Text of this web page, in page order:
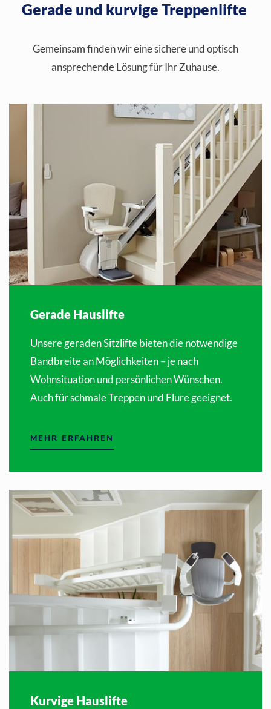
Gerade und kurvige Treppenlifte
Gemeinsam finden wir eine sichere und optisch
ansprechende Lösung für Ihr Zuhause.
Gerade Hauslifte
Unsere geraden Sitzlifte bieten die notwendige
Bandbreite an Möglichkeiten – je nach
Wohnsituation und persönlichen Wünschen.
Auch für schmale Treppen und Flure geeignet.
MEHR ERFAHREN
Kurvige Hauslifte